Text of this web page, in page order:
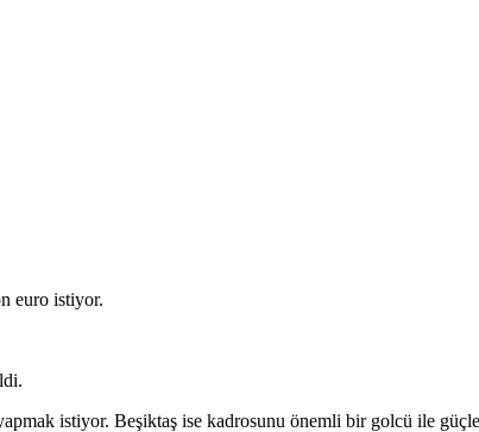
euro istiyor.
istiyor. Beşiktaş ise kadrosunu önemli bir golcü ile